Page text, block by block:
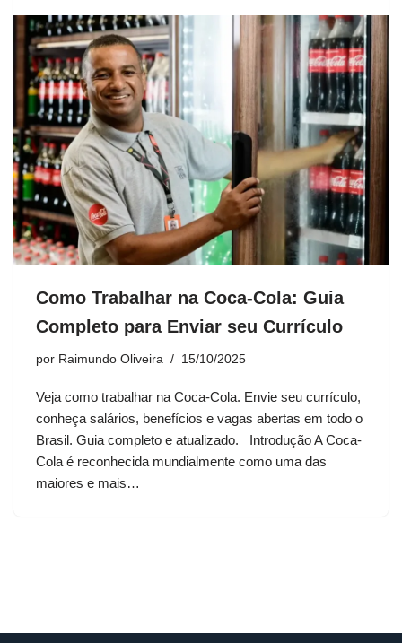
Como Trabalhar na Coca-Cola: Guia
Completo para Enviar seu Currículo
por Raimundo Oliveira 15/10/2025
Veja como trabalhar na Coca-Cola. Envie seu currículo,
conheça salários, benefícios e vagas abertas em todo o
Brasil. Guia completo e atualizado. Introdução A Coca-
Cola é reconhecida mundialmente como uma das
maiores e mais…